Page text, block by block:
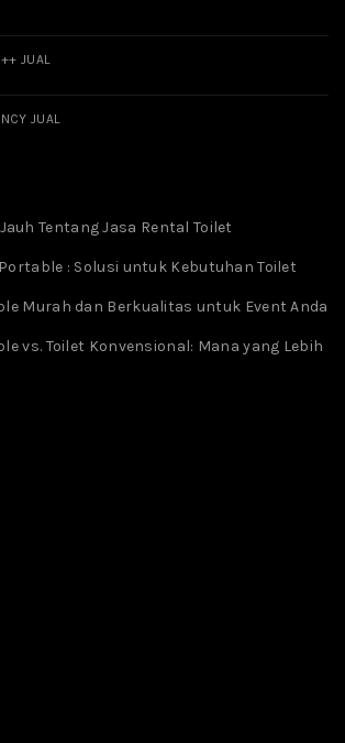
JUAL
JUAL
Tentang Jasa Rental Toilet
: Solusi untuk Kebutuhan Toilet
Murah dan Berkualitas untuk Event Anda
vs. Toilet Konvensional: Mana yang Lebih